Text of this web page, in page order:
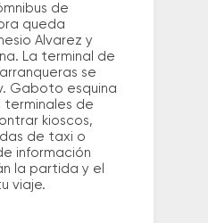
de
queda
Alvarez y
La terminal de
se
Gaboto esquina
terminales de
kioscos,
de taxi o
información
la partida y el
viaje.